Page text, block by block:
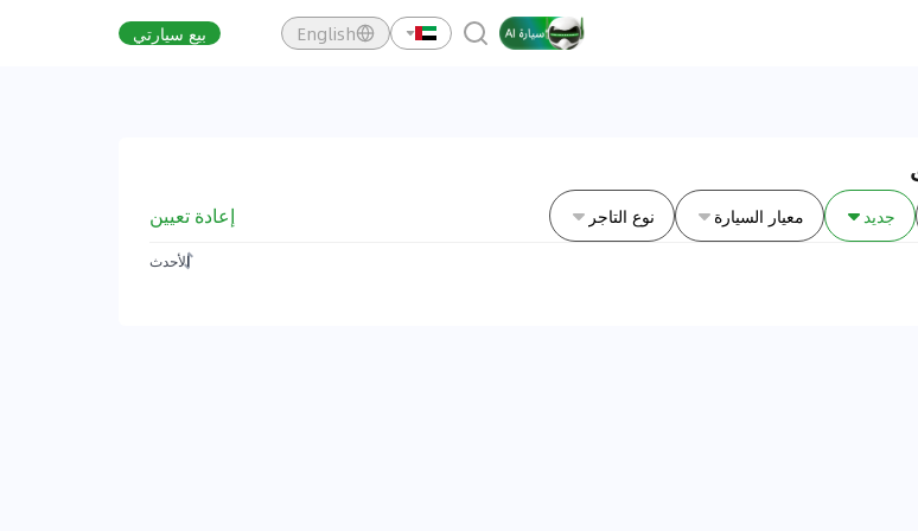
English بيع سيارتي
جديد معيار السيارة نوع التاجر إعادة تعيين
الأحدث